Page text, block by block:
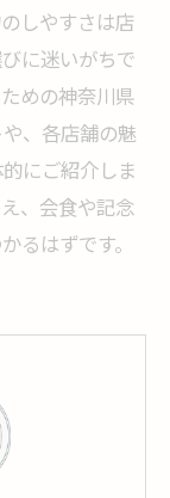
しやすさは店
に迷いがちで
めの神奈川県
、各店舗の魅
にご紹介しま
、会食や記念
るはずです。